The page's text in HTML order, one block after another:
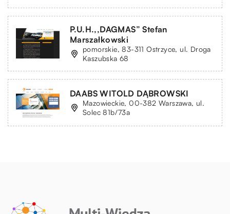
P.U.H.,,DAGMAS” Stefan
Marszałkowski
pomorskie, 83-311 Ostrzyce, ul. Droga
Kaszubska 68
DAABS WITOLD DĄBROWSKI
Mazowieckie, 00-382 Warszawa, ul.
Solec 81b/73a